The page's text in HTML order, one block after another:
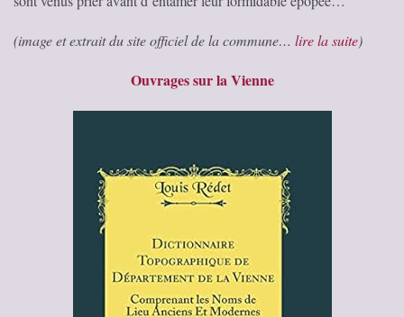
(image et extrait du site officiel de la commune… lire la suite)
Ouvrages sur la Vienne